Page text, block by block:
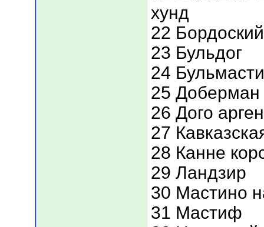
хунд
22
23 Бульдог
24
25 Доберман
26 Дого
27
28 Канне
29 Ландзир
30 Мастино
31 Мастиф